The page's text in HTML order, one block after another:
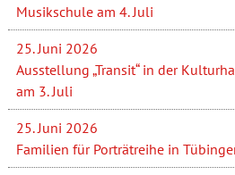
Musikschule am 4. Juli
25. Juni 2026
Ausstellung „Transit“ in der
am 3. Juli
25. Juni 2026
Familien für Porträtreihe in